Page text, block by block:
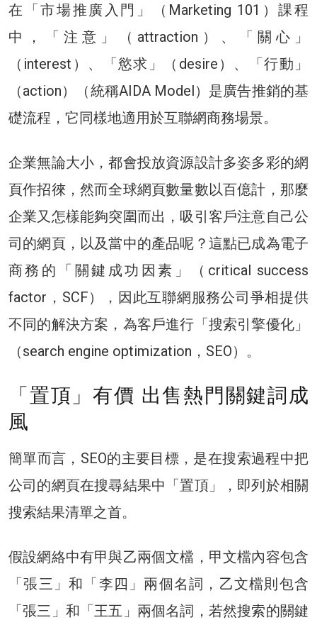
在「市場推廣入門」（Marketing 101）課程
中，「注意」（attraction）、「關心」
（interest）、「慾求」（desire）、「行動」
（action）（統稱AIDA Model）是廣告推銷的基
礎流程，它同樣地適用於互聯網商務場景。
企業無論大小，都會投放資源設計多姿多彩的網
頁作招徠，然而全球網頁數量數以百億計，那麼
企業又怎樣能夠突圍而出，吸引客戶注意自己公
司的網頁，以及當中的產品呢？這點已成為電子
商務的「關鍵成功因素」（critical success
factor，SCF），因此互聯網服務公司爭相提供
不同的解決方案，為客戶進行「搜索引擎優化」
（search engine optimization，SEO）。
「置頂」有價 出售熱門關鍵詞成
風
簡單而言，SEO的主要目標，是在搜索過程中把
公司的網頁在搜尋結果中「置頂」，即列於相關
搜索結果清單之首。
假設網絡中有甲與乙兩個文檔，甲文檔內容包含
「張三」和「李四」兩個名詞，乙文檔則包含
「張三」和「王五」兩個名詞，若然搜索的關鍵